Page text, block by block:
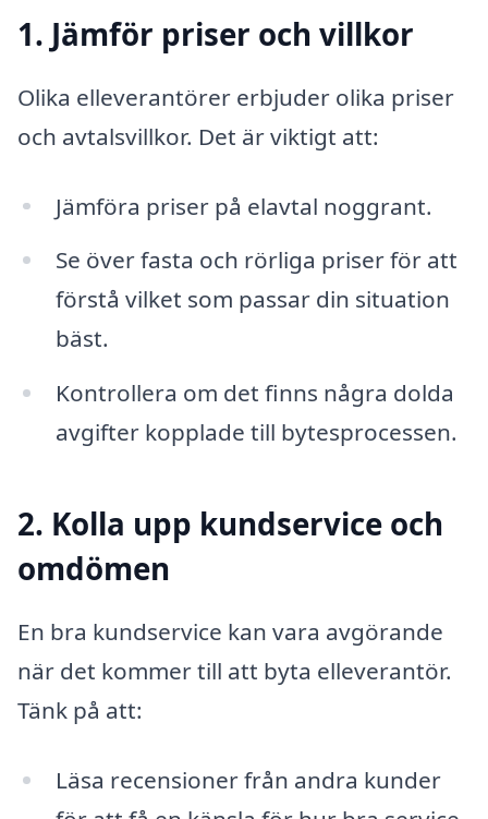
1. Jämför priser och villkor
Olika elleverantörer erbjuder olika priser
och avtalsvillkor. Det är viktigt att:
Jämföra priser på elavtal noggrant.
Se över fasta och rörliga priser för att
förstå vilket som passar din situation
bäst.
Kontrollera om det finns några dolda
avgifter kopplade till bytesprocessen.
2. Kolla upp kundservice och
omdömen
En bra kundservice kan vara avgörande
när det kommer till att byta elleverantör.
Tänk på att:
Läsa recensioner från andra kunder